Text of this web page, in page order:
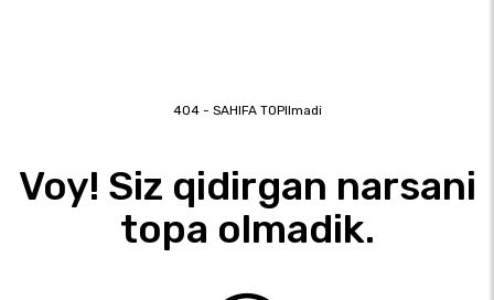
404 - SAHIFA TOPIlmadi
Voy! Siz qidirgan narsani
topa olmadik.